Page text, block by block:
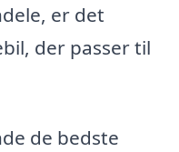
er det
der passer til
de bedste